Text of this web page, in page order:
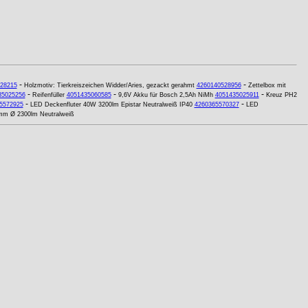
- Holzmotiv: Tierkreiszeichen Widder/Aries, gezackt gerahmt 4260140528956- Zettelbox mit
- Reifenfüller 4051435060585- 9,6V Akku für Bosch 2,5Ah NiMh 4051435025911- Kreuz PH2
- LED Deckenfluter 40W 3200lm Epistar Neutralweiß IP40 4260365570327- LED
Ø 2300lm Neutralweiß